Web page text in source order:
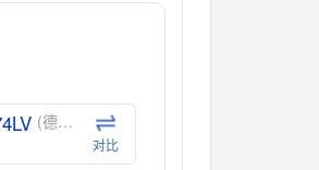
(德州仪器-TI)
对比